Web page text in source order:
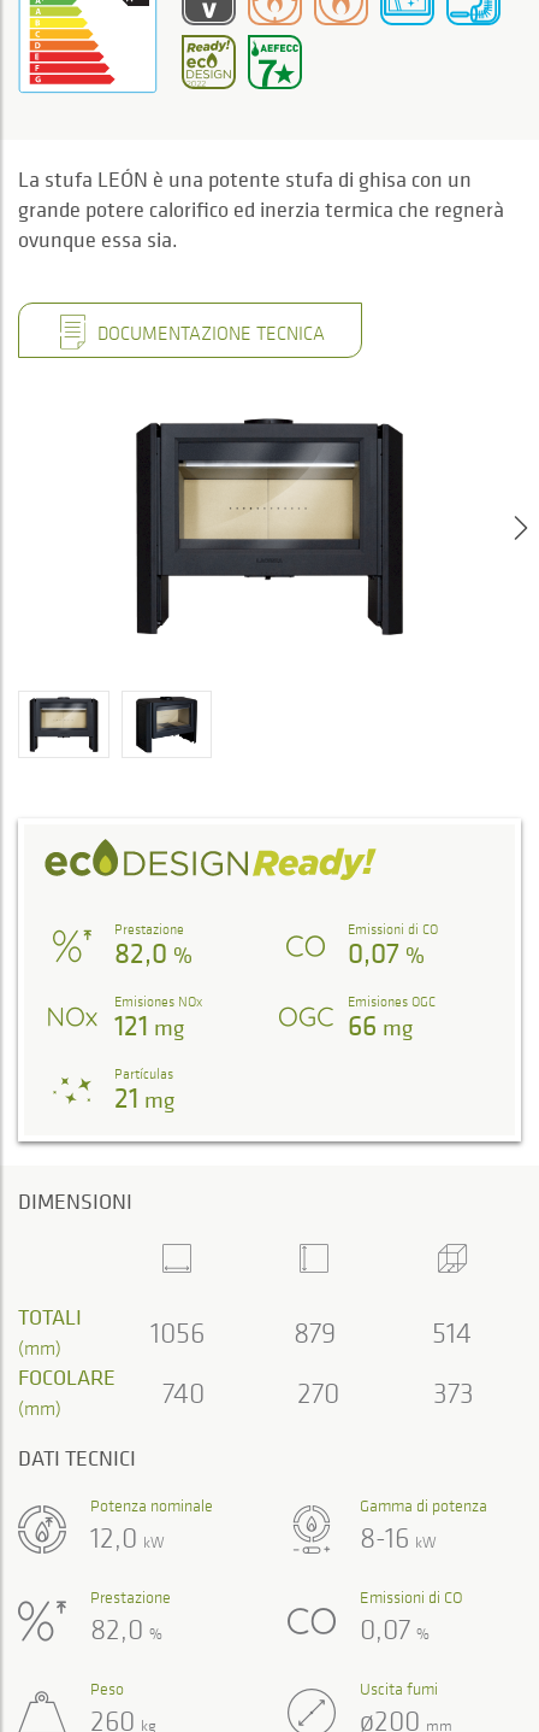
La stufa LEÓN è una potente stufa di ghisa con un
grande potere calorifico ed inerzia termica che regnerà
ovunque essa sia.
DOCUMENTAZIONE TECNICA
Prestazione
82,0 %
Emissioni di CO
0,07 %
Emisiones NOx
121 mg
Emisiones OGC
66 mg
Partículas
21 mg
DIMENSIONI
TOTALI
(mm) 1056 879 514
FOCOLARE
(mm) 740 270 373
DATI TECNICI
Gamma di potenza
8-16 kW
Potenza nominale
12,0 kW
Prestazione
82,0 %
Emissioni di CO
0,07 %
Peso
260 kg
Uscita fumi
ø200 mm